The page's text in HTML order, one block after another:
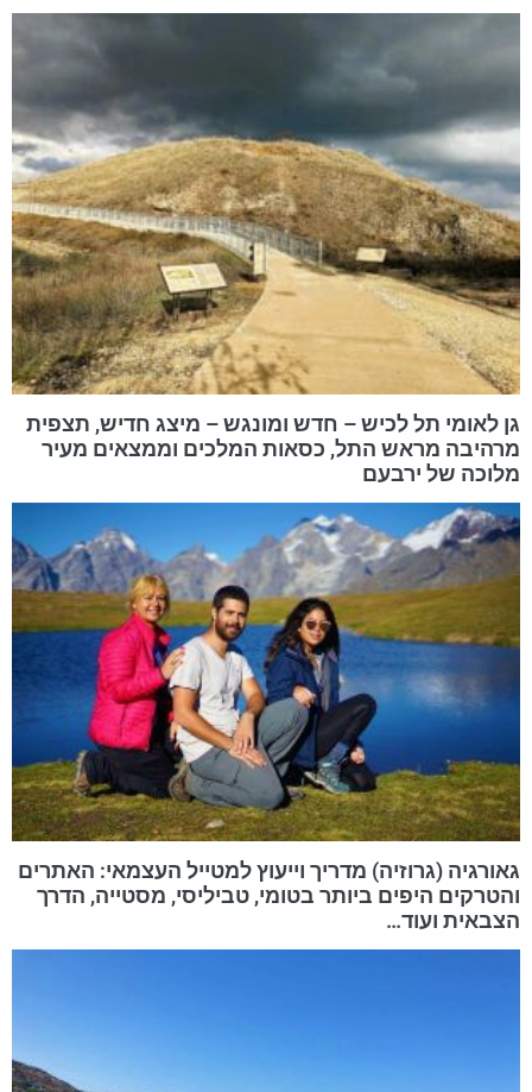
גן לאומי תל לכיש – חדש ומונגש – מיצג חדיש, תצפית
מרהיבה מראש התל, כסאות המלכים וממצאים מעיר
מלוכה של ירבעם
גאורגיה (גרוזיה) מדריך וייעוץ למטייל העצמאי: האתרים
והטרקים היפים ביותר בטומי, טביליסי, מסטייה, הדרך
הצבאית ועוד…